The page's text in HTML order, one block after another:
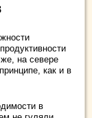
на севере
как и в
в